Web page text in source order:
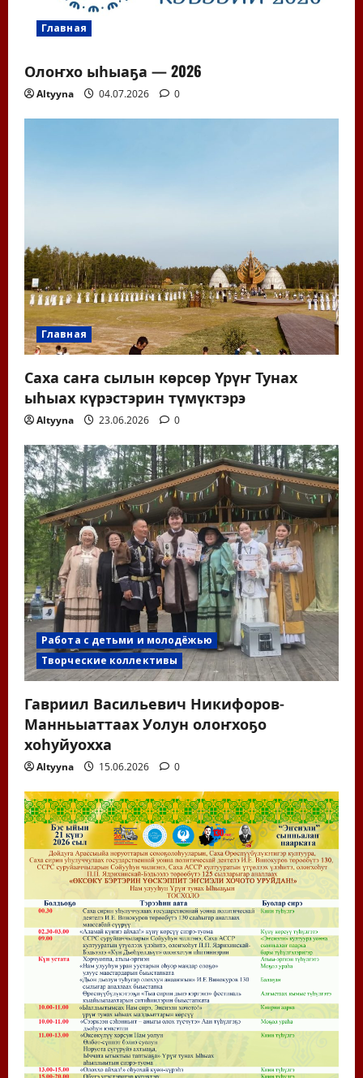
Главная
Олоҥхо ыһыаҕа — 2026
Altyyna 04.07.2026 0
Главная
Саха саҥа сылын көрсөр Үрүҥ Тунах
ыһыах күрэстэрин түмүктэрэ
Altyyna 23.06.2026 0
Работа с детьми и молодёжью
Творческие коллективы
Гавриил Васильевич Никифоров-
Манньыаттаах Уолун олоҥхоҕо
хоһуйуохха
Altyyna 15.06.2026 0